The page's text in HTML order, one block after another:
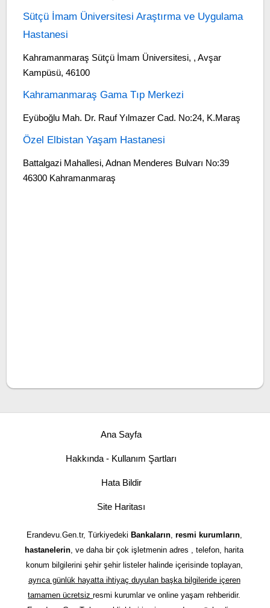
Sütçü İmam Üniversitesi Araştırma ve Uygulama
Hastanesi
Kahramanmaraş Sütçü İmam Üniversitesi, , Avşar
Kampüsü, 46100
Kahramanmaraş Gama Tıp Merkezi
Eyüboğlu Mah. Dr. Rauf Yılmazer Cad. No:24, K.Maraş
Özel Elbistan Yaşam Hastanesi
Battalgazi Mahallesi, Adnan Menderes Bulvarı No:39
46300 Kahramanmaraş
Ana Sayfa
Hakkında - Kullanım Şartları
Hata Bildir
Site Haritası
Erandevu.Gen.tr, Türkiyedeki Bankaların, resmi kurumların,
hastanelerin, ve daha bir çok işletmenin adres , telefon, harita
konum bilgilerini şehir şehir listeler halinde içerisinde toplayan,
ayrıca günlük hayatta ihtiyaç duyulan başka bilgileride içeren
tamamen ücretsizresmi kurumlar ve online yaşam rehberidir.